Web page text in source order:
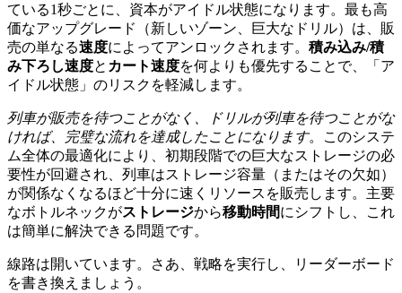
ている1秒ごとに、資本がアイドル状態になります。最も高
価なアップグレード（新しいゾーン、巨大なドリル）は、販
売の単なる速度によってアンロックされます。 積み込み/積
み下ろし速度と カート速度を何よりも優先することで、「ア
イドル状態」のリスクを軽減します。
列車が販売を待つことがなく、ドリルが列車を待つことがな
ければ、完璧な流れを達成したことになります。このシステ
ム全体の最適化により、初期段階での巨大なストレージの必
要性が回避され、列車はストレージ容量（またはその欠如）
が関係なくなるほど十分に速くリソースを販売します。主要
なボトルネックがストレージから移動時間にシフトし、これ
は簡単に解決できる問題です。
線路は開いています。さあ、戦略を実行し、リーダーボード
を書き換えましょう。